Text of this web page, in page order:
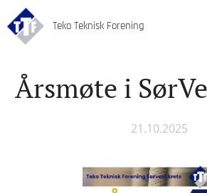
Teko Teknisk Forening
Årsmøte i
21.10.2025